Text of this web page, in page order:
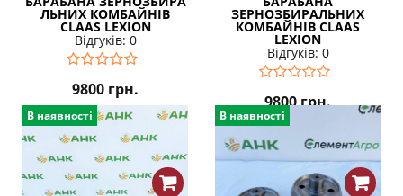
ЛЬНИХ КОМБАЙНІВ
CLAAS LEXION
Відгуків: 0
9800 грн.
ЗЕРНОЗБИРАЛЬНИХ
КОМБАЙНІВ CLAAS
LEXION
Відгуків: 0
9800грн.
В наявності В наявності